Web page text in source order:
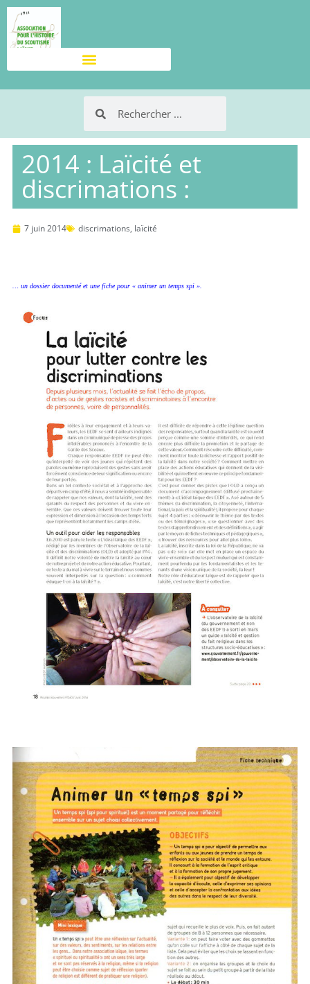
2014 : Laïcité et
discrimations :
7 juin 2014 discrimations, laïcité
… un dossier documenté et une fiche pour « animer un temps spi ».